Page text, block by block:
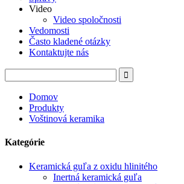
Video
Video spoločnosti
Vedomosti
Často kladené otázky
Kontaktujte nás
Domov
Produkty
Voštinová keramika
Kategórie
Keramická guľa z oxidu hlinitého
Inertná keramická guľa